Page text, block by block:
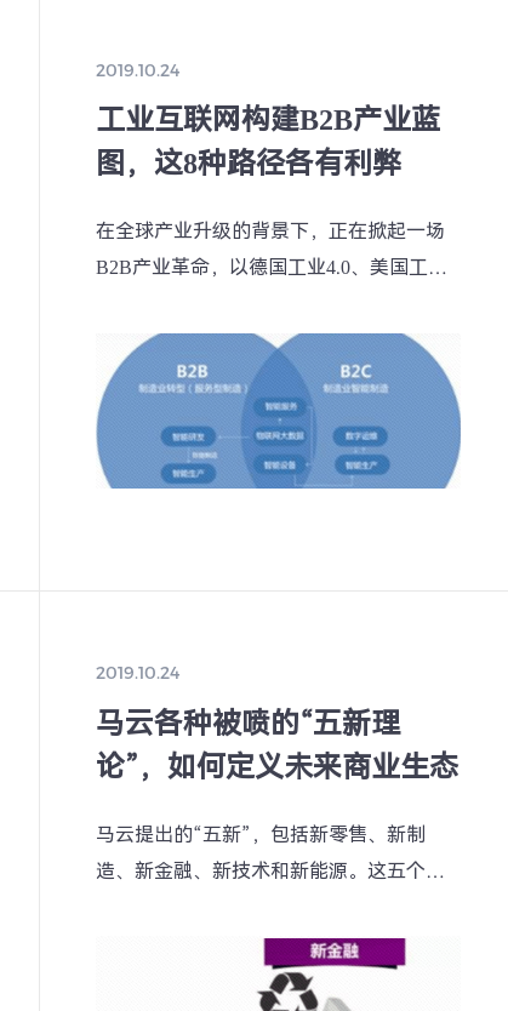
2019.10.24
工业互联网构建B2B产业蓝
图，这8种路径各有利弊
在全球产业升级的背景下，正在掀起一场
B2B产业革命，以德国工业4.0、美国工业
划，旨在通过重构B2B产业蓝图，激发全
球经济活力。
2019.10.24
马云各种被喷的“五新理
论”，如何定义未来商业生态
马云提出的“五新”，包括新零售、新制
造、新金融、新技术和新能源。这五个新
五个新是重新定义这五个事。